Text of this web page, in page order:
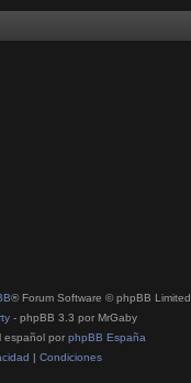
® Forum Software © phpBB Limited
- phpBB 3.3 por MrGaby
español por phpBB España
| Condiciones